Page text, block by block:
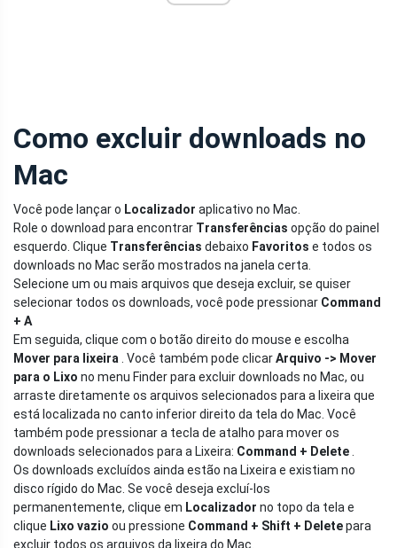
Como excluir downloads no
Mac
Você pode lançar o Localizador aplicativo no Mac.
Role o download para encontrar Transferências opção do painel
esquerdo. Clique Transferências debaixo Favoritos e todos os
downloads no Mac serão mostrados na janela certa.
Selecione um ou mais arquivos que deseja excluir, se quiser
selecionar todos os downloads, você pode pressionar Command
+ A
Em seguida, clique com o botão direito do mouse e escolha
Mover para lixeira . Você também pode clicarArquivo -> Mover
para o Lixo no menu Finder para excluir downloads no Mac, ou
arraste diretamente os arquivos selecionados para a lixeira que
está localizada no canto inferior direito da tela do Mac. Você
também pode pressionar a tecla de atalho para mover os
downloads selecionados para a Lixeira: Command + Delete
Os downloads excluídos ainda estão na Lixeira e existiam no
disco rígido do Mac. Se você deseja excluí-los
permanentemente, clique em Localizador no topo da tela e
clique Lixo vazio ou pressione Command + Shift + Deletepara
excluir todos os arquivos da lixeira do Mac.